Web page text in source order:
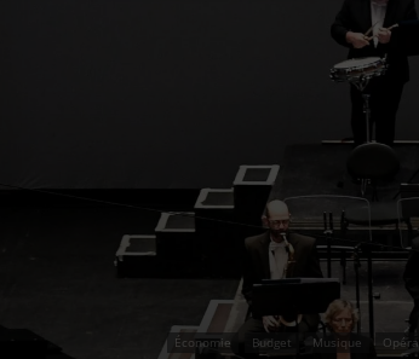
Économie Budget Musique Opéra